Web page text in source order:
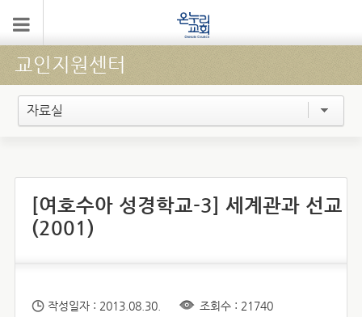
교인지원센터
자료실
[여호수아 성경학교-3] 세계관과 선교
(2001)
작성일자 : 2013.08.30.
조회수 : 21740